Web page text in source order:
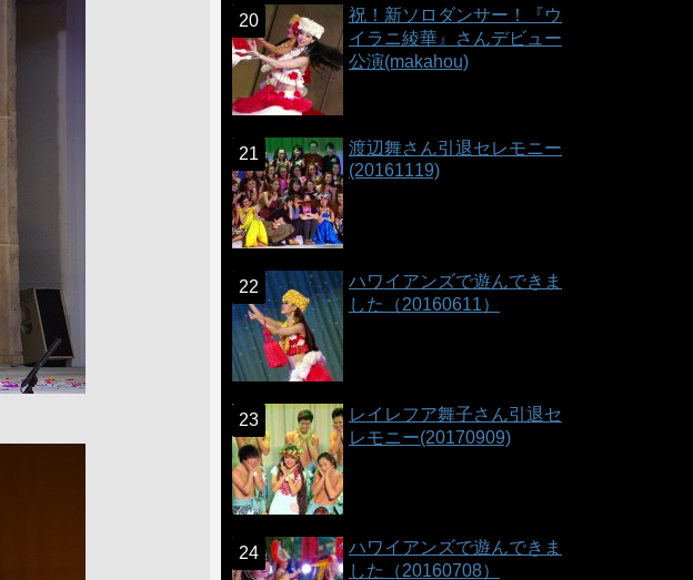
祝！新ソロダンサー！『ウ
イラニ綾華』さんデビュー
公演(makahou)
渡辺舞さん引退セレモニー
(20161119)
ハワイアンズで遊んできま
した（20160611）
レイレフア舞子さん引退セ
レモニー(20170909)
ハワイアンズで遊んできま
した（20160708）